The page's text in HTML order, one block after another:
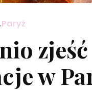
Paryż
w